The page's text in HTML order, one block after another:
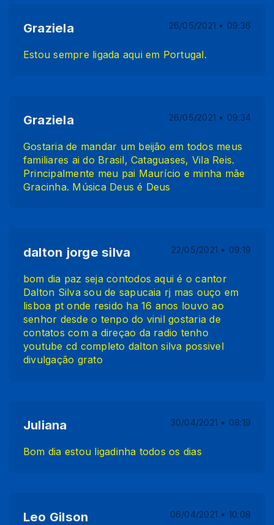
Graziela 26/05/2021 • 09:36
Estou sempre ligada aqui em Portugal.
Graziela 26/05/2021 • 09:34
Gostaria de mandar um beijão em todos meus
familiares ai do Brasil, Cataguases, Vila Reis.
Principalmente meu pai Maurício e minha mãe
Gracinha. Música Deus é Deus
dalton jorge silva 22/05/2021 • 09:19
bom dia paz seja contodos aqui é o cantor
Dalton Silva sou de sapucaia rj mas ouço em
lisboa pt onde resido ha 16 anos louvo ao
senhor desde o tenpo do vinil gostaria de
contatos com a direçao da radio tenho
youtube cd completo dalton silva possivel
divulgação grato
Juliana 30/04/2021 • 08:19
Bom dia estou ligadinha todos os dias
Leo Gilson 06/04/2021 • 10:08